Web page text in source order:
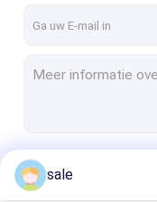
sale